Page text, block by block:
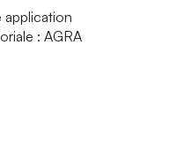
application
: AGRA